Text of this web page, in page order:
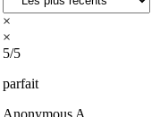
×
×
5/5
parfait